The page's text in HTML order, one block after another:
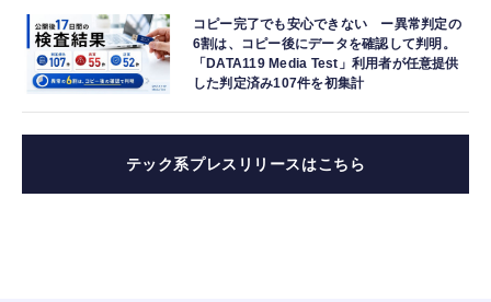
コピー完了でも安心できない ー異常判定の
6割は、コピー後にデータを確認して判明。
「DATA119 Media Test」利用者が任意提供
した判定済み107件を初集計
テック系プレスリリースはこちら